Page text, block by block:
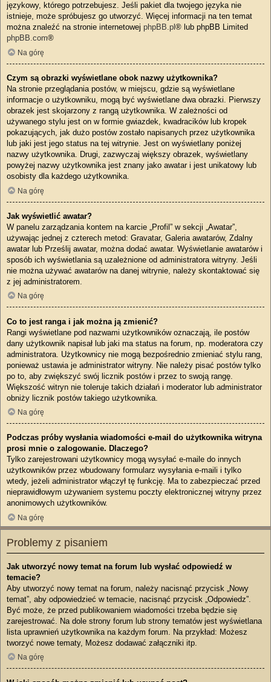
językowy, którego potrzebujesz. Jeśli pakiet dla twojego języka nie
istnieje, może spróbujesz go utworzyć. Więcej informacji na ten temat
można znaleźć na stronie internetowej phpBB.pl ® lub phpBB Limited
phpBB.com®
Na górę
Czym są obrazki wyświetlane obok nazwy użytkownika?
Na stronie przeglądania postów, w miejscu, gdzie są wyświetlane
informacje o użytkowniku, mogą być wyświetlane dwa obrazki. Pierwszy
obrazek jest skojarzony z rangą użytkownika. W zależności od
używanego stylu jest on w formie gwiazdek, kwadracików lub kropek
pokazujących, jak dużo postów zostało napisanych przez użytkownika
lub jaki jest jego status na tej witrynie. Jest on wyświetlany poniżej
nazwy użytkownika. Drugi, zazwyczaj większy obrazek, wyświetlany
powyżej nazwy użytkownika jest znany jako awatar i jest unikatowy lub
osobisty dla każdego użytkownika.
Na górę
Jak wyświetlić awatar?
W panelu zarządzania kontem na karcie „Profil” w sekcji „Awatar”,
używając jednej z czterech metod: Gravatar, Galeria awatarów, Zdalny
awatar lub Prześlij awatar, można dodać awatar. Wyświetlanie awatarów i
sposób ich wyświetlania są uzależnione od administratora witryny. Jeśli
nie można używać awatarów na danej witrynie, należy skontaktować się
z jej administratorem.
Na górę
Co to jest ranga i jak można ją zmienić?
Rangi wyświetlane pod nazwami użytkowników oznaczają, ile postów
dany użytkownik napisał lub jaki ma status na forum, np. moderatora czy
administratora. Użytkownicy nie mogą bezpośrednio zmieniać stylu rang,
ponieważ ustawia je administrator witryny. Nie należy pisać postów tylko
po to, aby zwiększyć swój licznik postów i przez to swoją rangę.
Większość witryn nie toleruje takich działań i moderator lub administrator
obniży licznik postów takiego użytkownika.
Na górę
Podczas próby wysłania wiadomości e-mail do użytkownika witryna
prosi mnie o zalogowanie. Dlaczego?
Tylko zarejestrowani użytkownicy mogą wysyłać e-maile do innych
użytkowników przez wbudowany formularz wysyłania e-maili i tylko
wtedy, jeżeli administrator włączył tę funkcję. Ma to zabezpieczać przed
nieprawidłowym używaniem systemu poczty elektronicznej witryny przez
anonimowych użytkowników.
Na górę
Problemy z pisaniem
Jak utworzyć nowy temat na forum lub wysłać odpowiedź w
temacie?
Aby utworzyć nowy temat na forum, należy nacisnąć przycisk „Nowy
temat”, aby odpowiedzieć w temacie, nacisnąć przycisk „Odpowiedz”.
Być może, że przed publikowaniem wiadomości trzeba będzie się
zarejestrować. Na dole strony forum lub strony tematów jest wyświetlana
lista uprawnień użytkownika na każdym forum. Na przykład: Możesz
tworzyć nowe tematy, Możesz dodawać załączniki itp.
Na górę